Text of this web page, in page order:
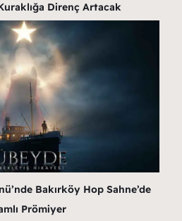
Direnç Artacak
Bakırköy Hop Sahne’de
Prömiyer